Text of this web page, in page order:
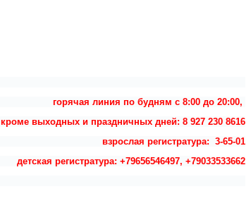
горячая линия по будням с 8:00 до 20:00,
кроме выходных и праздничных дней: 8 927 230 8616
взрослая регистратура: 3-65-01
детская регистратура: +79656546497, +79033533662